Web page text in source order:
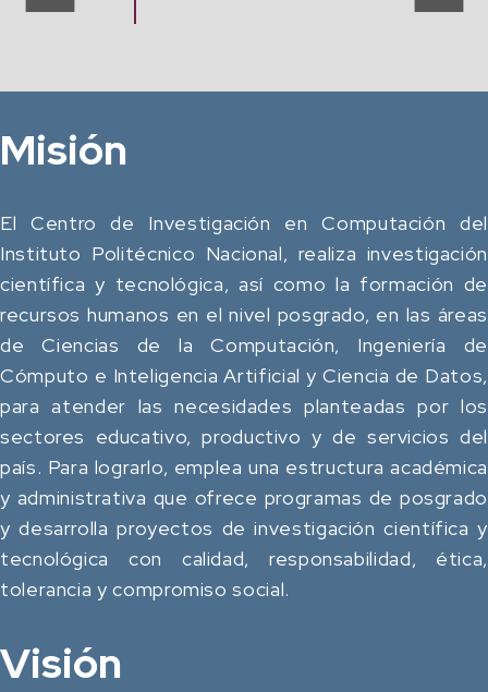
Misión
El Centro de Investigación en Computación del
Instituto Politécnico Nacional, realiza investigación
científica y tecnológica, así como la formación de
recursos humanos en el nivel posgrado, en las áreas
de Ciencias de la Computación, Ingeniería de
Cómputo e Inteligencia Artificial y Ciencia de Datos,
para atender las necesidades planteadas por los
sectores educativo, productivo y de servicios del
país. Para lograrlo, emplea una estructura académica
y administrativa que ofrece programas de posgrado
y desarrolla proyectos de investigación científica y
tecnológica con calidad, responsabilidad, ética,
tolerancia y compromiso social.
Visión